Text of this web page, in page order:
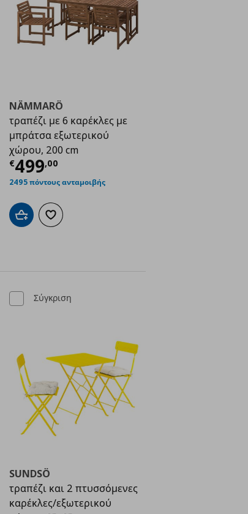
NÄMMARÖ
τραπέζι με 6 καρέκλες με
μπράτσα εξωτερικού
χώρου, 200 cm
€499,00
Τρέχουσα τιμή
2495 πόντους ανταμοιβής
Προσθήκη στο καλάθι
Προσθήκη στα αγαπημένα
Σύγκριση
SUNDSÖ
τραπέζι και 2 πτυσσόμενες
καρέκλες/εξωτερικού